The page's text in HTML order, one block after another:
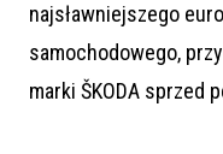
L
i
n
b
o
o
e
r
najsławniejszego
samochodowego,
marki ŠKODA sprzed